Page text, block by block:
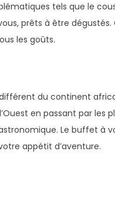
tels que le
prêts à être
les goûts.
du continent
en passant par les
Le buffet à
appétit d’aventure.